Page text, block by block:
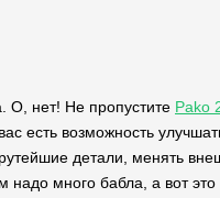
О, нет! Не пропустите Pako
есть возможность
детали, менять
много бабла, а вот